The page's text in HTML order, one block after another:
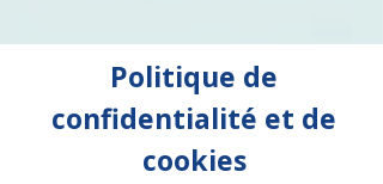
Politique de
confidentialité et de
cookies